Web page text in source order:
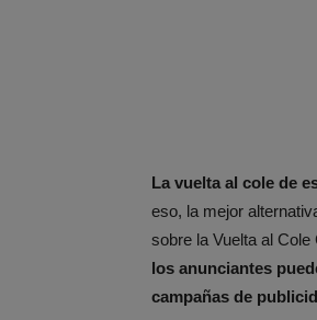
La vuelta al cole de
eso, la mejor
sobre la Vuelta al
los anunciantes
campañas de